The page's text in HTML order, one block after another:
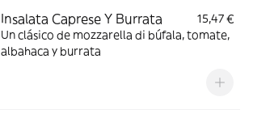
Insalata Caprese Y Burrata
15,47 €
Un clásico de mozzarella di búfala, tomate,
albahaca y burrata